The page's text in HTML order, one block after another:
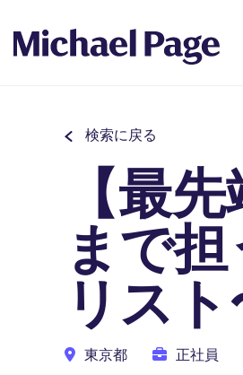
検索に戻る
【最
まで
リス
東京都 正社員